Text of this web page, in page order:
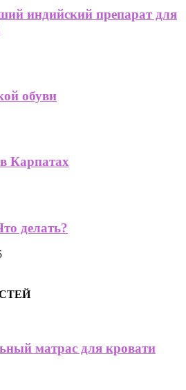
индийский препарат для
обуви
Карпатах
делать?
матрас для кровати